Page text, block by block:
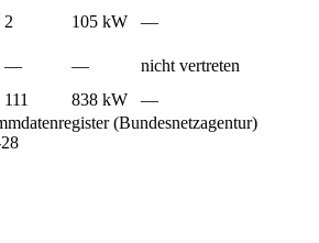
2 105 kW
—
— —
nicht vertreten
111 838 kW
—
(Bundesnetzagentur)